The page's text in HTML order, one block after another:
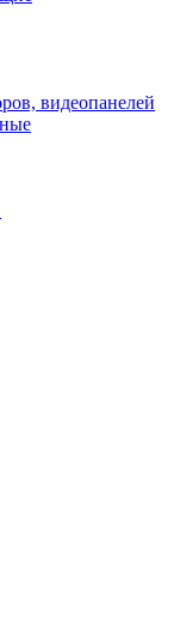
видеопанелей